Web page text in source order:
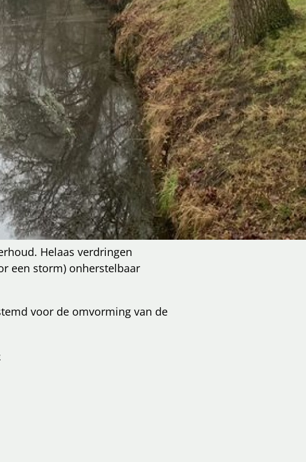
Helaas verdringen
een storm) onherstelbaar
voor de omvorming van de